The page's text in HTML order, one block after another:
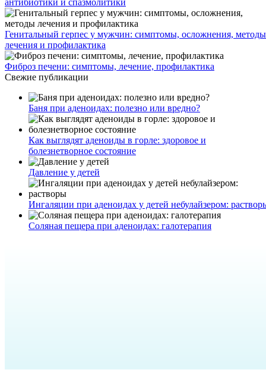
антибиотики и спазмолитики
Генитальный герпес у мужчин: симптомы, осложнения, методы
лечения и профилактика
Фиброз печени: симптомы, лечение, профилактика
Свежие публикации
Баня при аденоидах: полезно или вредно?
Как выглядят аденоиды в горле: здоровое и
болезнетворное состояние
Давление у детей
Ингаляции при аденоидах у детей небулайзером:
Соляная пещера при аденоидах: галотерапия